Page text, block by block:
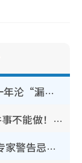
“居屋王”启德启悦苑入伙不足一年沦“漏水之王”！插座喷火花致大停电 多户业主全屋家电报废
鬼门开2026｜8.13鬼节禁忌 22件事不能做！烧肉、刺身要少食？半夜勿吹口哨/打给个电话
行李清洁｜车轮脏过马桶58倍！专家警告忌用酒精擦 教1招免脏手除菌